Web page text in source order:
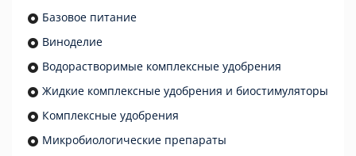
Базовое питание
Виноделие
Водорастворимые комплексные удобрения
Жидкие комплексные удобрения и биостимуляторы
Комплексные удобрения
Микробиологические препараты